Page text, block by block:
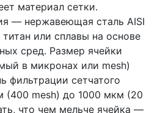
материал сетки.
— нержавеющая сталь AISI
или сплавы на основе
сред. Размер ячейки
в микронах или mesh)
фильтрации сетчатого
(400 mesh) до 1000 мкм (20
что чем мельче ячейка —